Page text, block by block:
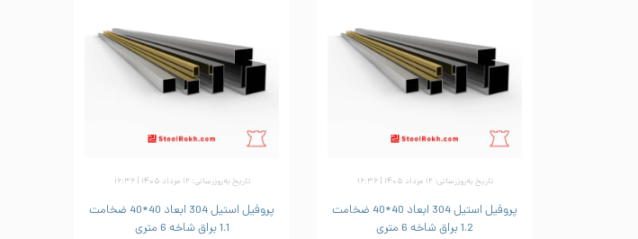
تاریخ به‌روزرسانی: ۱۲ مرداد ۱۴۰۵ | ۱۶:۳۶
پروفیل استیل 304 ابعاد 40*40 ضخامت
1.2 براق شاخه 6 متری
تاریخ به‌روزرسانی: ۱۲ مرداد ۱۴۰۵ | ۱۶:۳۶
پروفیل استیل 304 ابعاد 40*40 ضخامت
1.1 براق شاخه 6 متری